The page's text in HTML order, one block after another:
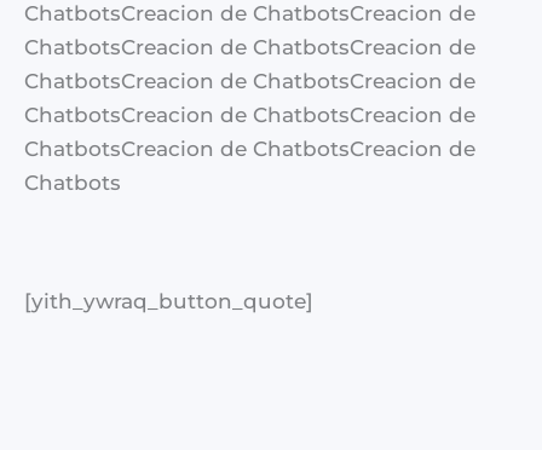
ChatbotsCreacion de ChatbotsCreacion de
ChatbotsCreacion de ChatbotsCreacion de
ChatbotsCreacion de ChatbotsCreacion de
ChatbotsCreacion de ChatbotsCreacion de
ChatbotsCreacion de ChatbotsCreacion de
Chatbots
[yith_ywraq_button_quote]